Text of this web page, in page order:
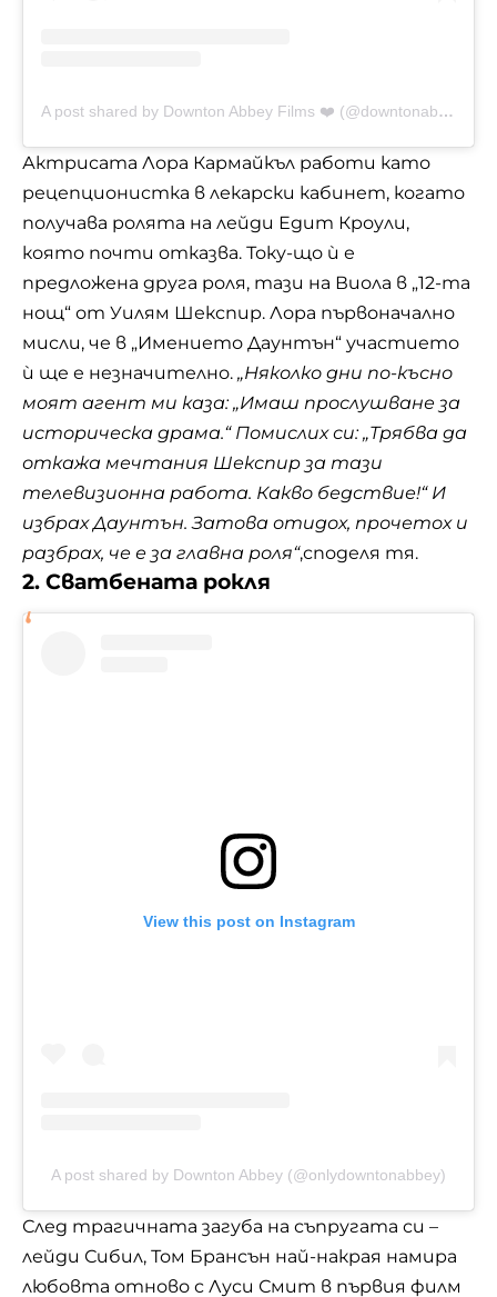
A post shared by Downton Abbey Films ❤️ (@downtonabbeyfilms)
Актрисата Лора Кармайкъл работи като
рецепционистка в лекарски кабинет, когато
получава ролята на лейди Едит Кроули,
която почти отказва. Току-що ѝ е
предложена друга роля, тази на Виола в „12-та
нощ“ от Уилям Шекспир. Лора първоначално
мисли, че в „Имението Даунтън“ участието
ѝ ще е незначително. „Няколко дни по-късно
моят агент ми каза: „Имаш прослушване за
историческа драма.“ Помислих си: „Трябва да
откажа мечтания Шекспир за тази
телевизионна работа. Какво бедствие!“ И
избрах Даунтън. Затова отидох, прочетох и
разбрах, че е за главна роля“,споделя тя.
2. Сватбената рокля
View this post on Instagram
A post shared by Downton Abbey (@onlydowntonabbey)
След трагичната загуба на съпругата си –
лейди Сибил, Том Брансън най-накрая намира
любовта отново с Луси Смит в първия филм